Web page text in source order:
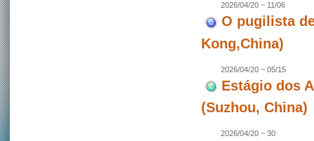
2026/04/20 ~ 11/06
O pugilista
Kong,China)
2026/04/20 ~ 05/15
Estágio dos
(Suzhou, China)
2026/04/20 ~ 30